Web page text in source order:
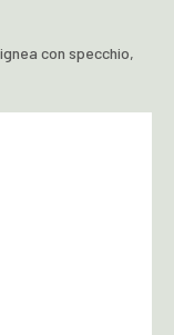
con specchio,